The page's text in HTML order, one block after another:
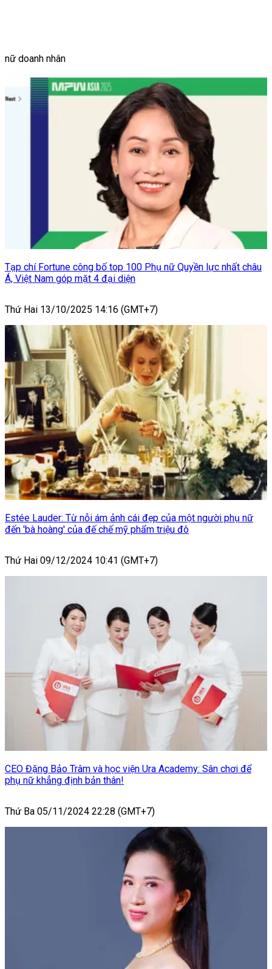
nữ doanh nhân
Tạp chí Fortune công bố top 100 Phụ nữ Quyền lực nhất châu
Á, Việt Nam góp mặt 4 đại diện
Thứ Hai 13/10/2025 14:16 (GMT+7)
Estée Lauder: Từ nỗi ám ảnh cái đẹp của một người phụ nữ
đến 'bà hoàng' của đế chế mỹ phẩm triệu đô
Thứ Hai 09/12/2024 10:41 (GMT+7)
CEO Đặng Bảo Trâm và học viện Ura Academy: Sân chơi để
phụ nữ khẳng định bản thân!
Thứ Ba 05/11/2024 22:28 (GMT+7)